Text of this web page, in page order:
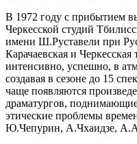
В 1972 году с прибытием
Черкесской студий
имени Ш.Руставели при
Карачаевская и
интенсивно, успешно, в
создавая в сезоне до 15
чаще появляются
драматургов,
этические проблемы
Ю.Чепурин, А.Чхаидзе,